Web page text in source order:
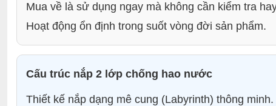
Mua về là sử dụng ngay mà không cần kiểm tra
Hoạt động ổn định trong suốt vòng đời sản phẩm.
Cấu trúc nắp 2 lớp chống hao nước
Thiết kế nắp dạng mê cung (Labyrinth) thông minh.